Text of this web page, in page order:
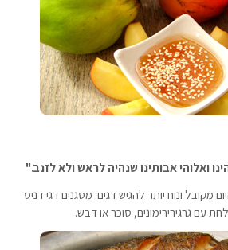
ואלוהי אבותינו שנהיה לראש ולא לזנב."
מקובל ונוח יותר להגיש דגים: מטגנים דגי דניס
עם גרגירירימונים, סוכר או דבש.